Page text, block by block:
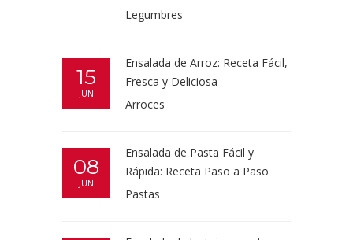
Legumbres
15
JUN
Ensalada de Arroz: Receta Fácil,
Fresca y Deliciosa
Arroces
08
JUN
Ensalada de Pasta Fácil y
Rápida: Receta Paso a Paso
Pastas